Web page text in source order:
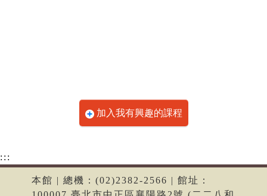
加入我有興趣的課程
:::
本館 | 總機：(02)2382-2566 | 館址：